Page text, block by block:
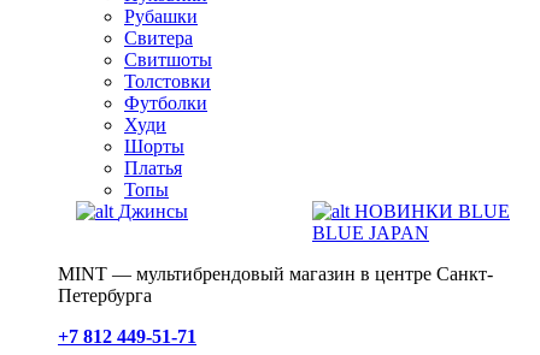
Рубашки
Свитера
Свитшоты
Толстовки
Футболки
Худи
Шорты
Платья
Топы
Джинсы
НОВИНКИ BLUE
BLUE JAPAN
MINT — мультибрендовый магазин в центре Санкт-
Петербурга
+7 812 449-51-71